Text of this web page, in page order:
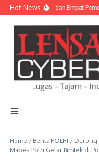
Lewati ke konten
Hot NewsTNI AD dan Empat
Home / Berita POLRI / Dorong
Mabes Polri Gelar Bimtek di